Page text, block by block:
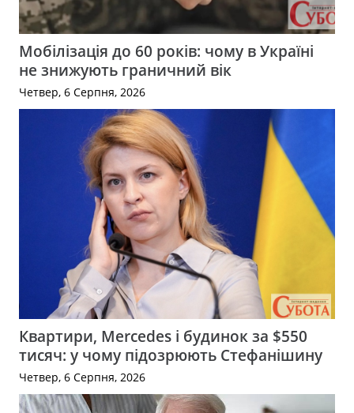
Мобілізація до 60 років: чому в Україні
не знижують граничний вік
Четвер, 6 Серпня, 2026
Квартири, Mercedes і будинок за $550
тисяч: у чому підозрюють Стефанішину
Четвер, 6 Серпня, 2026